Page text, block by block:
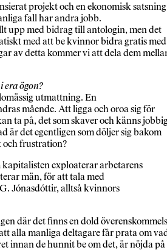
projekt och en ekonomisk satsning
fall har andra jobb.
upp med bidrag till antologin, men det
med att be kvinnor bidra gratis med
av detta kommer vi att dela dem
era ögon?
utmattning. En
mående. Att ligga och oroa sig för
ta på, det som skaver och känns
är det egentligen som döljer sig bakom
frustration?
kapitalisten exploaterar arbetarens
män, för att tala med
Jónasdóttir, alltså kvinnors
där det finns en dold
alla manliga deltagare får prata om
innan de hunnit be om det, är nöjda på